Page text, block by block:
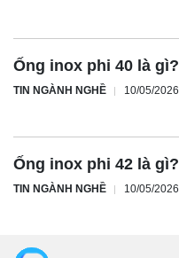
Ống inox phi 40 là gì?
TIN NGÀNH NGHỀ 10/05/2026
Ống inox phi 42 là gì?
TIN NGÀNH NGHỀ 10/05/2026